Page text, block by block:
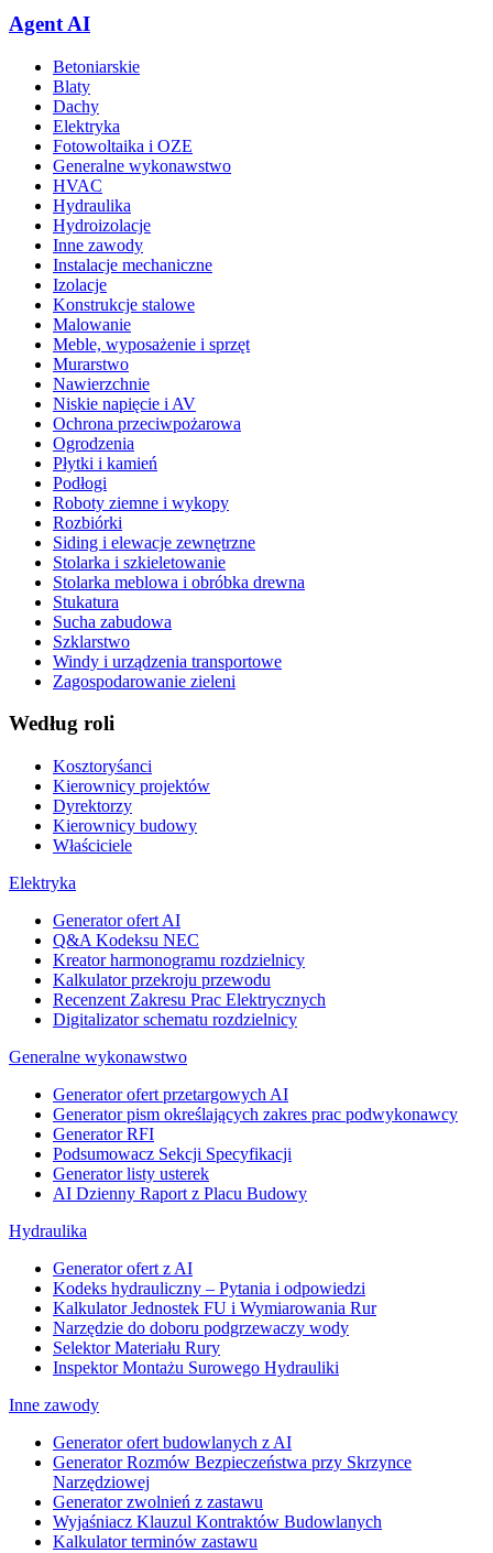
Agent AI
Betoniarskie
Blaty
Dachy
Elektryka
Fotowoltaika i OZE
Generalne wykonawstwo
HVAC
Hydraulika
Hydroizolacje
Inne zawody
Instalacje mechaniczne
Izolacje
Konstrukcje stalowe
Malowanie
Meble, wyposażenie i sprzęt
Murarstwo
Nawierzchnie
Niskie napięcie i AV
Ochrona przeciwpożarowa
Ogrodzenia
Płytki i kamień
Podłogi
Roboty ziemne i wykopy
Rozbiórki
Siding i elewacje zewnętrzne
Stolarka i szkieletowanie
Stolarka meblowa i obróbka drewna
Stukatura
Sucha zabudowa
Szklarstwo
Windy i urządzenia transportowe
Zagospodarowanie zieleni
Według roli
Kosztoryśanci
Kierownicy projektów
Dyrektorzy
Kierownicy budowy
Właściciele
Elektryka
Generator ofert AI
Q&A Kodeksu NEC
Kreator harmonogramu rozdzielnicy
Kalkulator przekroju przewodu
Recenzent Zakresu Prac Elektrycznych
Digitalizator schematu rozdzielnicy
Generalne wykonawstwo
Generator ofert przetargowych AI
Generator pism określających zakres prac podwykonawcy
Generator RFI
Podsumowacz Sekcji Specyfikacji
Generator listy usterek
AI Dzienny Raport z Placu Budowy
Hydraulika
Generator ofert z AI
Kodeks hydrauliczny – Pytania i odpowiedzi
Kalkulator Jednostek FU i Wymiarowania Rur
Narzędzie do doboru podgrzewaczy wody
Selektor Materiału Rury
Inspektor Montażu Surowego Hydrauliki
Inne zawody
Generator ofert budowlanych z AI
Generator Rozmów Bezpieczeństwa przy Skrzynce
Narzędziowej
Generator zwolnień z zastawu
Wyjaśniacz Klauzul Kontraktów Budowlanych
Kalkulator terminów zastawu